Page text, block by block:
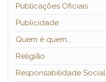
Publicações Oficiais
Publicidade
Quem é quem…
Religião
Responsabilidade Social